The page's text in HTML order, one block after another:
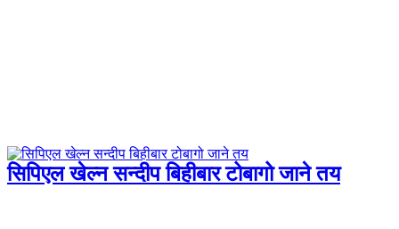
सिपिएल खेल्न सन्दीप बिहीबार टोबागो जाने तय